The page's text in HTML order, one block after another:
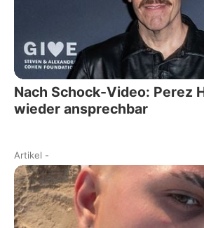
Nach Schock-Video: Perez
wieder ansprechbar
Artikel -